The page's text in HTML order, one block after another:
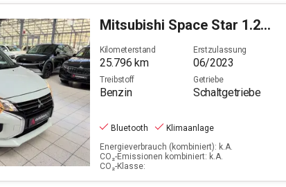
Mitsubishi Space Star 1.2 Select (EURO 6d)
Kilometerstand
25.796 km
Erstzulassung
06/2023
Treibstoff
Benzin
Getriebe
Schaltgetriebe
Bluetooth
Klimaanlage
Energieverbrauch (kombiniert): k.A.
CO₂-Emissionen kombiniert: k.A.
CO₂-Klasse: